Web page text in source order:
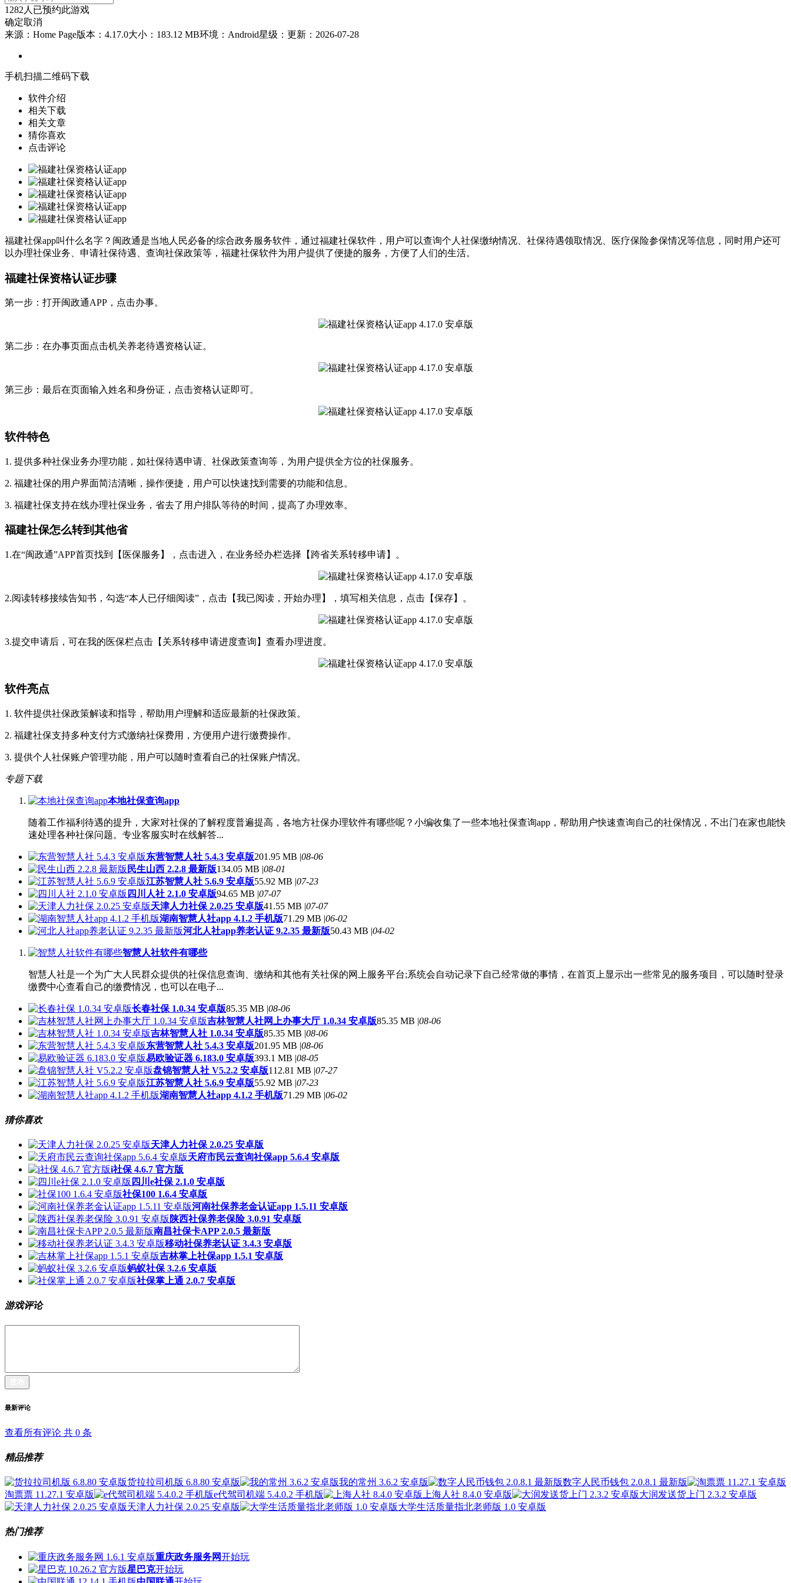
1282 人已预约此游戏
确定取消
来源：Home Page版本：4.17.0大小：183.12 MB环境：Android星级： 更新：2026-07-28
手机扫描二维码下载
软件介绍
相关下载
相关文章
猜你喜欢
点击评论
福建社保app叫什么名字？闽政通是当地人民必备的综合政务服务软件，通过福建社保软件，用户可以查询个人社保缴纳情况、社保待遇领取情况、医疗保险参保情况等信息，同时用户还可
以办理社保业务、申请社保待遇、查询社保政策等，福建社保软件为用户提供了便捷的服务，方便了人们的生活。
福建社保资格认证步骤
第一步：打开闽政通APP，点击办事。
第二步：在办事页面点击机关养老待遇资格认证。
第三步：最后在页面输入姓名和身份证，点击资格认证即可。
软件特色
1. 提供多种社保业务办理功能，如社保待遇申请、社保政策查询等，为用户提供全方位的社保服务。
2. 福建社保的用户界面简洁清晰，操作便捷，用户可以快速找到需要的功能和信息。
3. 福建社保支持在线办理社保业务，省去了用户排队等待的时间，提高了办理效率。
福建社保怎么转到其他省
1.在“闽政通”APP首页找到【医保服务】，点击进入，在业务经办栏选择【跨省关系转移申请】。
2.阅读转移接续告知书，勾选“本人已仔细阅读”，点击【我已阅读，开始办理】，填写相关信息，点击【保存】。
3.提交申请后，可在我的医保栏点击【关系转移申请进度查询】查看办理进度。
软件亮点
1. 软件提供社保政策解读和指导，帮助用户理解和适应最新的社保政策。
2. 福建社保支持多种支付方式缴纳社保费用，方便用户进行缴费操作。
3. 提供个人社保账户管理功能，用户可以随时查看自己的社保账户情况。
专题下载
本地社保查询app
随着工作福利待遇的提升，大家对社保的了解程度普遍提高，各地方社保办理软件有哪些呢？小编收集了一些本地社保查询app，帮助用户快速查询自己的社保情况，不出门在家也能快
速处理各种社保问题。专业客服实时在线解答...
东营智慧人社 5.4.3 安卓版201.95 MB |08-06
民生山西 2.2.8 最新版134.05 MB |08-01
江苏智慧人社 5.6.9 安卓版55.92 MB |07-23
四川人社 2.1.0 安卓版94.65 MB |07-07
天津人力社保 2.0.25 安卓版41.55 MB |07-07
湖南智慧人社app 4.1.2 手机版71.29 MB |06-02
河北人社app养老认证 9.2.35 最新版50.43 MB |04-02
智慧人社软件有哪些
智慧人社是一个为广大人民群众提供的社保信息查询、缴纳和其他有关社保的网上服务平台;系统会自动记录下自己经常做的事情，在首页上显示出一些常见的服务项目，可以随时登录
缴费中心查看自己的缴费情况，也可以在电子...
长春社保 1.0.34 安卓版85.35 MB |08-06
吉林智慧人社网上办事大厅 1.0.34 安卓版85.35 MB |08-06
吉林智慧人社 1.0.34 安卓版85.35 MB |08-06
东营智慧人社 5.4.3 安卓版201.95 MB |08-06
易欧验证器 6.183.0 安卓版393.1 MB |08-05
盘锦智慧人社 V5.2.2 安卓版112.81 MB |07-27
江苏智慧人社 5.6.9 安卓版55.92 MB |07-23
湖南智慧人社app 4.1.2 手机版71.29 MB |06-02
猜你喜欢
天津人力社保 2.0.25 安卓版
天府市民云查询社保app 5.6.4 安卓版
i社保 4.6.7 官方版
四川e社保 2.1.0 安卓版
社保100 1.6.4 安卓版
河南社保养老金认证app 1.5.11 安卓版
陕西社保养老保险 3.0.91 安卓版
南昌社保卡APP 2.0.5 最新版
移动社保养老认证 3.4.3 安卓版
吉林掌上社保app 1.5.1 安卓版
蚂蚁社保 3.2.6 安卓版
社保掌上通 2.0.7 安卓版
游戏评论
最新评论
查看所有评论 共 0 条
精品推荐
货拉拉司机版 6.8.80 安卓版 我的常州 3.6.2 安卓版
数字人民币钱包 2.0.8.1 最新版
淘票票 11.27.1 安卓版
e代驾司机端 5.4.0.2 手机版 上海人社 8.4.0 安卓版
大润发送货上门 2.3.2 安卓版
天津人力社保 2.0.25 安卓版
大学生活质量指北老师版 1.0 安卓版
热门推荐
重庆政务服务网开始玩
星巴克开始玩